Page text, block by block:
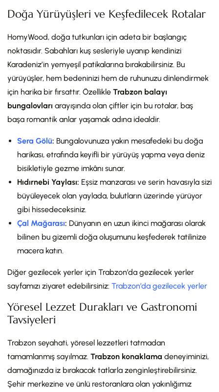
Doğa Yürüyüşleri ve Keşfedilecek Rotalar
HomyWood, doğa tutkunları için adeta bir başlangıç
noktasıdır. Sabahları kuş sesleriyle uyanıp kendinizi
Karadeniz’in yemyeşil patikalarına bırakabilirsiniz. Bu
yürüyüşler, hem bedeninizi hem de ruhunuzu dinlendirmek
için harika bir fırsattır. Özellikle Trabzon balayı
bungalovları arayışında olan çiftler için bu rotalar, baş
başa romantik anlar yaşamak adına idealdir.
Sera Gölü: Bungalovunuza yakın mesafedeki bu doğa
harikası, etrafında keyifli bir yürüyüş yapma veya deniz
bisikletiyle gezme imkânı sunar.
Hıdırnebi Yaylası: Eşsiz manzarası ve serin havasıyla sizi
büyüleyecek olan yaylada, bulutların üzerinde yürüyor
gibi hissedeceksiniz.
Çal Mağarası: Dünyanın en uzun ikinci mağarası olarak
bilinen bu gizemli doğa oluşumunu keşfederek tatilinize
macera katın.
Diğer gezilecek yerler için Trabzon’da gezilecek yerler
sayfamızı ziyaret edebilirsiniz: Trabzon’da gezilecek yerler
Yöresel Lezzet Durakları ve Gastronomi
Tavsiyeleri
Trabzon seyahati, yöresel lezzetleri tatmadan
tamamlanmış sayılmaz. Trabzon konaklama deneyiminizi,
damağınızda iz bırakacak tatlarla zenginleştirebilirsiniz.
Şehir merkezine ve ünlü restoranlara olan yakınlığımız